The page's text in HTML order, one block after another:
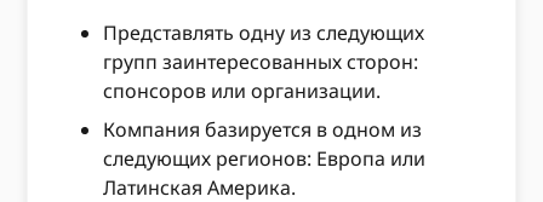
Представлять одну из следующих
групп заинтересованных сторон:
спонсоров или организации.
Компания базируется в одном из
следующих регионов: Европа или
Латинская Америка.